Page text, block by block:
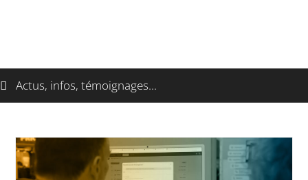
Actus, infos, témoignages...